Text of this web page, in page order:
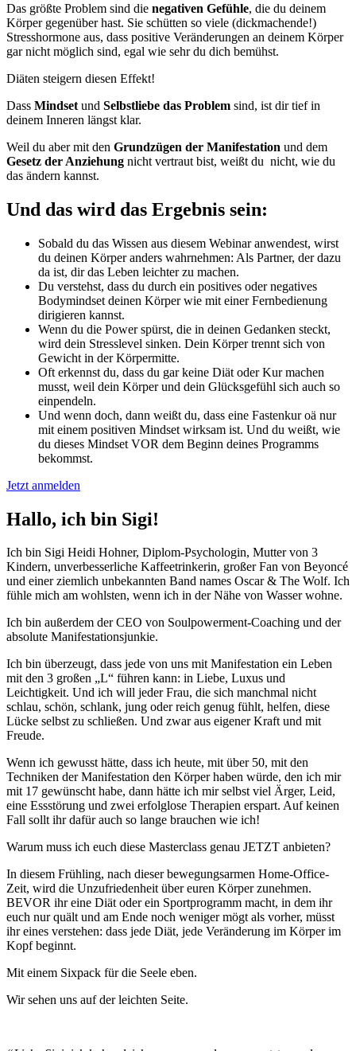
Das größte Problem sind die negativen Gefühle, die du deinem
Körper gegenüber hast. Sie schütten so viele (dickmachende!)
Stresshormone aus, dass positive Veränderungen an deinem Körper
gar nicht möglich sind, egal wie sehr du dich bemühst.
Diäten steigern diesen Effekt!
Dass Mindset und Selbstliebe das Problem sind, ist dir tief in
deinem Inneren längst klar.
Weil du aber mit den Grundzügen der Manifestation und dem
Gesetz der Anziehung nicht vertraut bist, weißt du nicht, wie du
das ändern kannst.
Und das wird das Ergebnis sein:
Sobald du das Wissen aus diesem Webinar anwendest, wirst
du deinen Körper anders wahrnehmen: Als Partner, der dazu
da ist, dir das Leben leichter zu machen.
Du verstehst, dass du durch ein positives oder negatives
Bodymindset deinen Körper wie mit einer Fernbedienung
dirigieren kannst.
Wenn du die Power spürst, die in deinen Gedanken steckt,
wird dein Stresslevel sinken. Dein Körper trennt sich von
Gewicht in der Körpermitte.
Oft erkennst du, dass du gar keine Diät oder Kur machen
musst, weil dein Körper und dein Glücksgefühl sich auch so
einpendeln.
Und wenn doch, dann weißt du, dass eine Fastenkur oä nur
mit einem positiven Mindset wirksam ist. Und du weißt, wie
du dieses Mindset VOR dem Beginn deines Programms
bekommst.
Jetzt anmelden
Hallo, ich bin Sigi!
Ich bin Sigi Heidi Hohner, Diplom-Psychologin, Mutter von 3
Kindern, unverbesserliche Kaffeetrinkerin, großer Fan von Beyoncé
und einer ziemlich unbekannten Band names Oscar & The Wolf. Ich
fühle mich am wohlsten, wenn ich in der Nähe von Wasser wohne.
Ich bin außerdem der CEO von Soulpowerment-Coaching und der
absolute Manifestationsjunkie.
Ich bin überzeugt, dass jede von uns mit Manifestation ein Leben
mit den 3 großen „L“ führen kann: in Liebe, Luxus und
Leichtigkeit. Und ich will jeder Frau, die sich manchmal nicht
schlau, schön, schlank, jung oder reich genug fühlt, helfen, diese
Lücke selbst zu schließen. Und zwar aus eigener Kraft und mit
Freude.
Wenn ich gewusst hätte, dass ich heute, mit über 50, mit den
Techniken der Manifestation den Körper haben würde, den ich mir
mit 17 gewünscht habe, dann hätte ich mir selbst viel Ärger, Leid,
eine Essstörung und zwei erfolglose Therapien erspart. Auf keinen
Fall sollt ihr dafür auch so lange brauchen wie ich!
Warum muss ich euch diese Masterclass genau JETZT anbieten?
In diesem Frühling, nach dieser bewegungsarmen Home-Office-
Zeit, wird die Unzufriedenheit über euren Körper zunehmen.
BEVOR ihr eine Diät oder ein Sportprogramm macht, in dem ihr
euch nur quält und am Ende noch weniger mögt als vorher, müsst
ihr eines verstehen: dass jede Diät, jede Veränderung im Körper im
Kopf beginnt.
Mit einem Sixpack für die Seele eben.
Wir sehen uns auf der leichten Seite.